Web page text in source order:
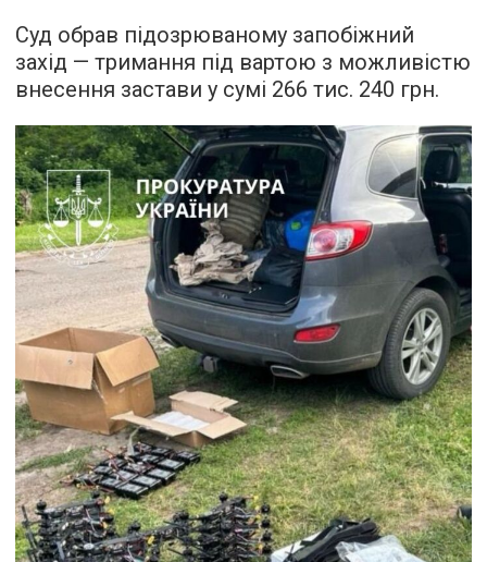
Суд обрав підозрюваному запобіжний
захід — тримання під вартою з можливістю
внесення застави у сумі 266 тис. 240 грн.